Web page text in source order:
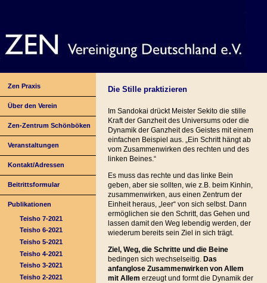
Zen Praxis
Über den Verein
Zen-Zentrum Schönböken
Veranstaltungen
Kontakt/Adressen
Beitrittsformular
Publikationen
Teisho 7-2021
Teisho 6-2021
Teisho 5-2021
Teisho 4-2021
Teisho 3-2021
Teisho 2-2021
Die Stille praktizieren
Im Sandokai drückt Meister Sekito die stille
Kraft der Ganzheit des Universums oder die
Dynamik der Ganzheit des Geistes mit einem
einfachen Beispiel aus. „Ein Schritt hängt ab
vom Zusammenwirken des rechten und des
linken Beines.“
Es muss das rechte und das linke Bein
geben, aber sie sollten, wie z.B. beim Kinhin,
zusammenwirken, aus einen Zentrum der
Einheit heraus, „leer“ von sich selbst. Dann
ermöglichen sie den Schritt, das Gehen und
lassen damit den Weg lebendig werden, der
wiederum bereits sein Ziel in sich trägt.
Ziel, Weg, die Schritte und die Beine
bedingen sich wechselseitig.Das
anfanglose Zusammenwirken von Allem
mit Allem erzeugt und formt die Dynamik der